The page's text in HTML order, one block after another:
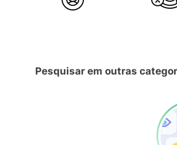
Pesquisar em outras